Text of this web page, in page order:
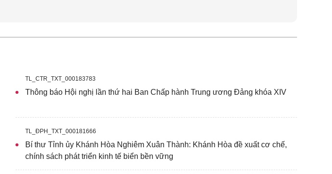
TL_CTR_TXT_000183783
Thông báo Hội nghị lần thứ hai Ban Chấp hành Trung ương Đảng khóa XIV
TL_ĐPH_TXT_000181666
Bí thư Tỉnh ủy Khánh Hòa Nghiêm Xuân Thành: Khánh Hòa đề xuất cơ chế,
chính sách phát triển kinh tế biển bền vững